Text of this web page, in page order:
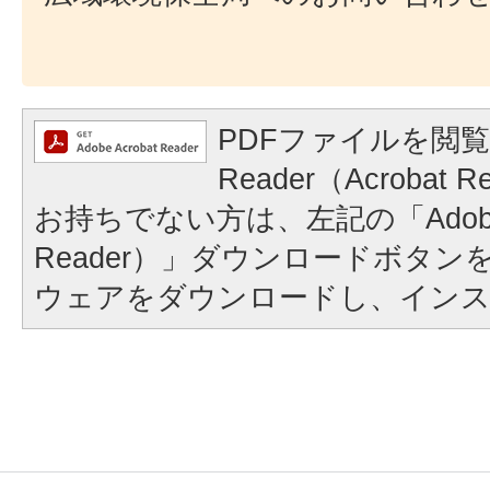
PDFファイルを閲
Reader（Acrobat
お持ちでない方は、左記の「
Reader）」ダウンロードボタン
ウェアをダウンロードし、イン